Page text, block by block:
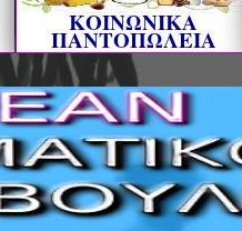
ΚΟΙΝΩΝΙΚΑ
ΠΑΝΤΟΠΩΛΕΙΑ